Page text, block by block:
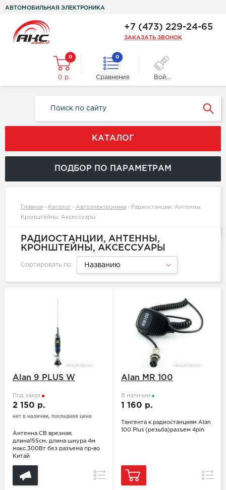
АВТОМОБИЛЬНАЯ ЭЛЕКТРОНИКА
+7 (473) 229-24-65
ЗАКАЗАТЬ ЗВОНОК
0
0 р.
0
Сравнение Войти
КАТАЛОГ
ПОДБОР ПО ПАРАМЕТРАМ
Главная - Каталог - Автоэлектроника - Радиостанции, Антенны,
Кронштейны, Аксессуары
РАДИОСТАНЦИИ, АНТЕННЫ,
КРОНШТЕЙНЫ, АКСЕССУАРЫ
Сортировать по: Названию
Alan 9 PLUS W
Под заказ
2 150 р.
нет в наличии, последняя цена
Антенна СВ врезная,
длина155см, длина шнура 4м
макс.300Вт без разъема пр-во
Китай
Сравнение
Alan MR 100
В наличии
1 160 р.
Тангента к радиостанциям Alan
100 Plus (резьба)разъем 4pin